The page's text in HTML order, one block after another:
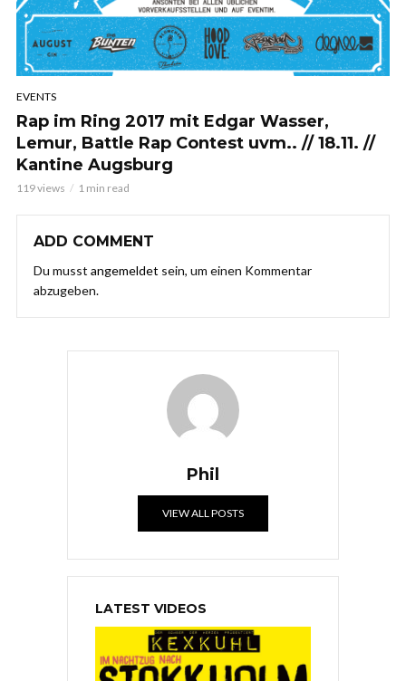
EVENTS
Rap im Ring 2017 mit Edgar Wasser,
Lemur, Battle Rap Contest uvm.. // 18.11. //
Kantine Augsburg
119 views 1 min read
ADD COMMENT
Du musst angemeldet sein, um einen Kommentar
abzugeben.
Phil
VIEW ALL POSTS
LATEST VIDEOS